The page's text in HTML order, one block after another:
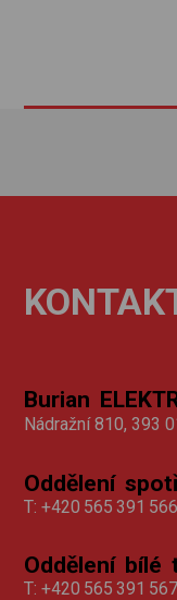
Burian
Nádražní 810, 393
Oddělení
T: +420 565 391 566
Oddělení bílé
T: +420 565 391 567